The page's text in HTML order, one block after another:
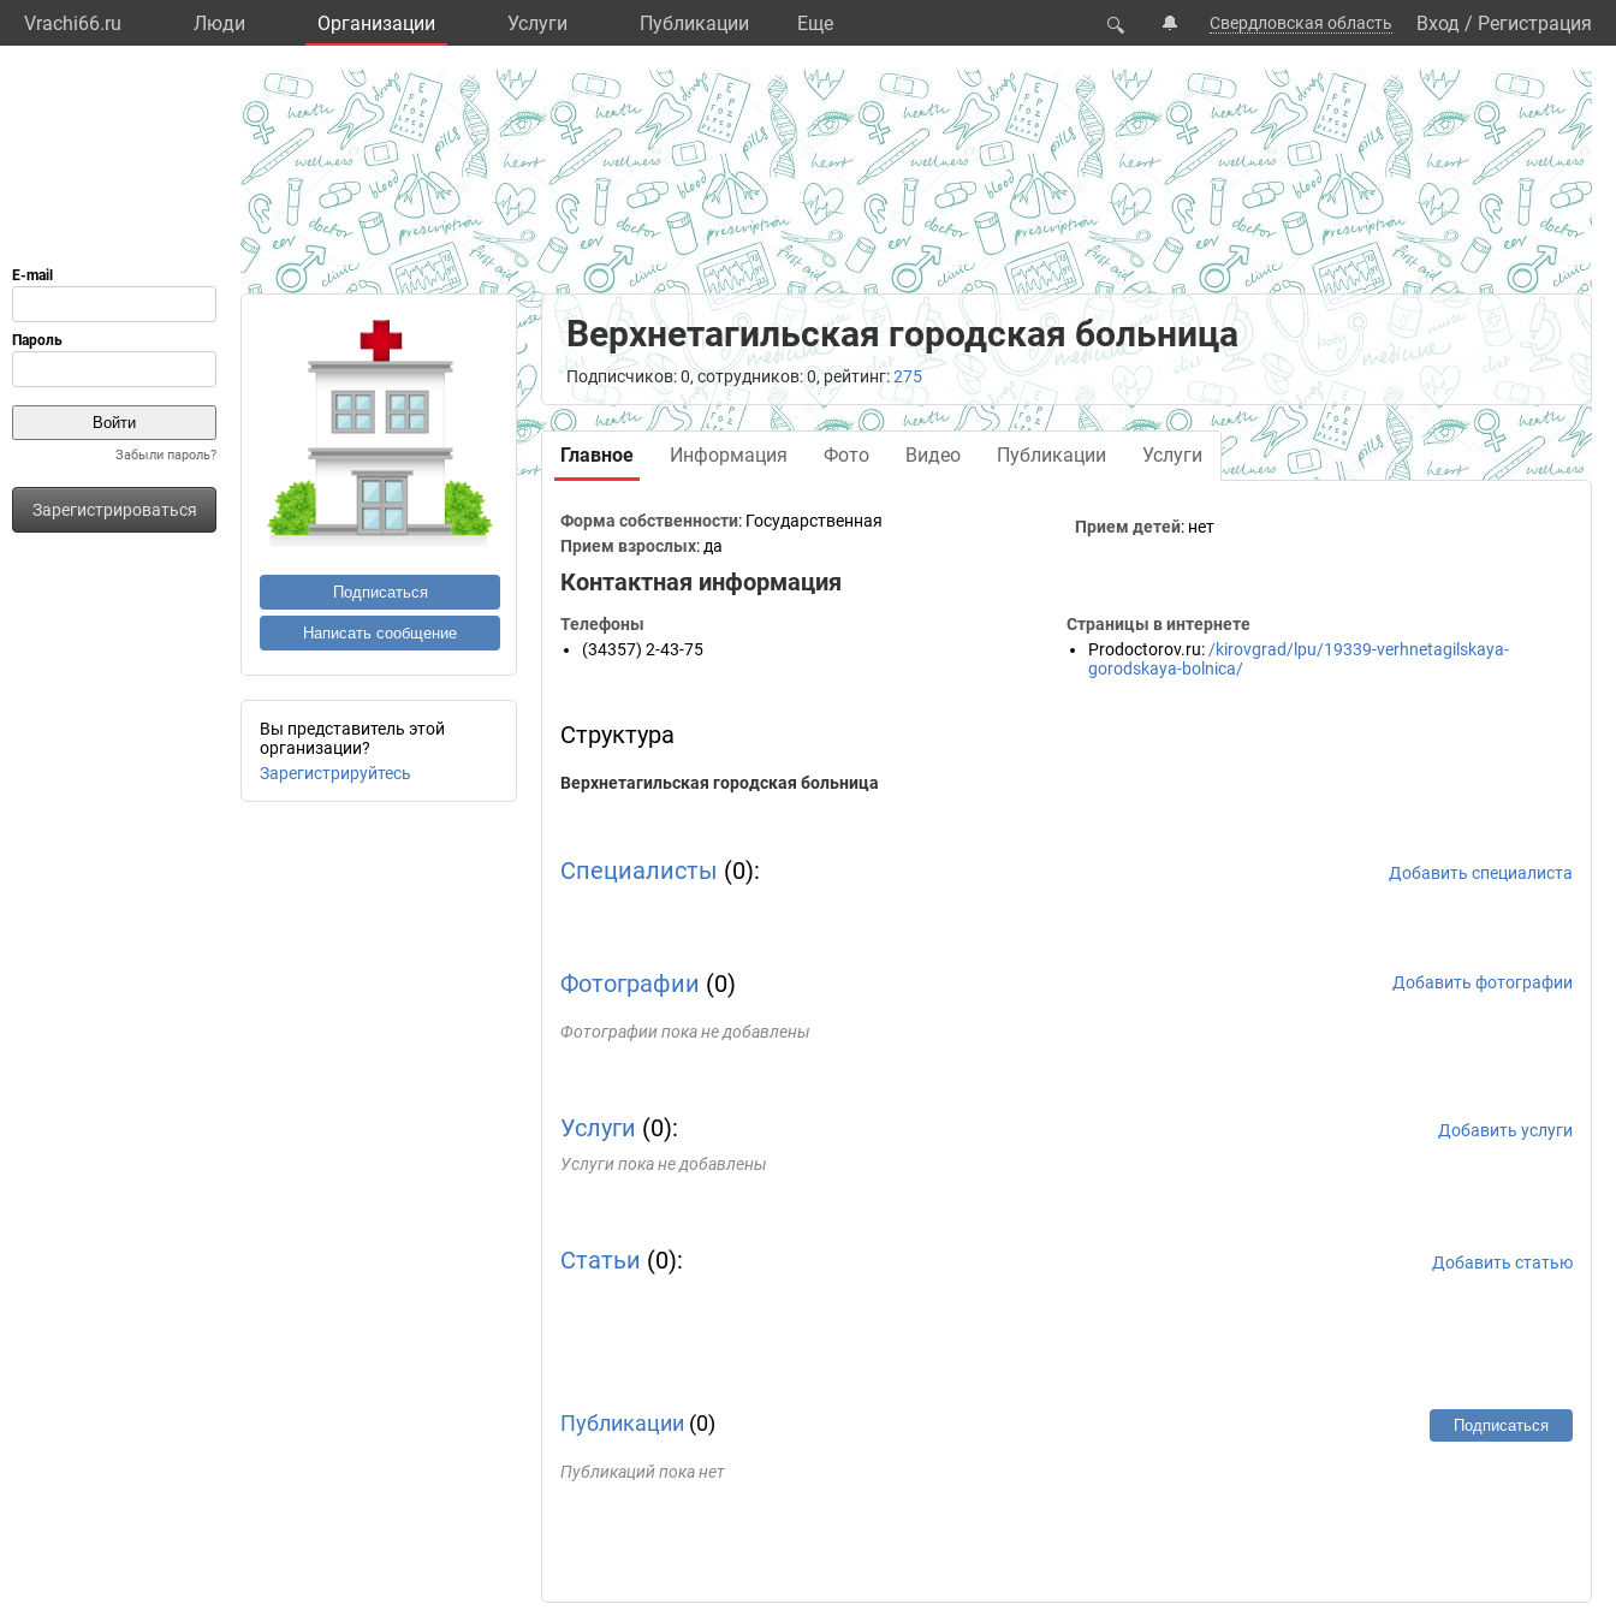
Vrachi66.ru Люди Организации Услуги Публикации Eще 🔍 🔔 Свердловская область Вход / Регистрация
Забыли пароль?
Зарегистрироваться
Подписаться
Написать сообщение
Вы представитель этой
организации?
Зарегистрируйтесь
Верхнетагильская городская больница
Подписчиков: 0, сотрудников: 0, рейтинг:275
Главное Информация Фото Видео Публикации Услуги
Форма собственности: Государственная
Прием взрослых: да
Прием детей: нет
Контактная информация
Телефоны
(34357) 2-43-75
Страницы в интернете
Prodoctorov.ru: /kirovgrad/lpu/19339-verhnetagilskaya-
gorodskaya-bolnica/
Структура
Верхнетагильская городская больница
Специалисты (0): Добавить специалиста
Фотографии (0) Добавить фотографии
Фотографии пока не добавлены
Услуги (0):
Добавить услуги
Услуги пока не добавлены
Статьи (0): Добавить статью
Публикации (0) Подписаться
Публикаций пока нет